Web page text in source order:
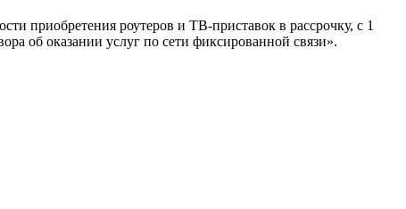
приобретения роутеров и ТВ-приставок в рассрочку, с 1
об оказании услуг по сети фиксированной связи».